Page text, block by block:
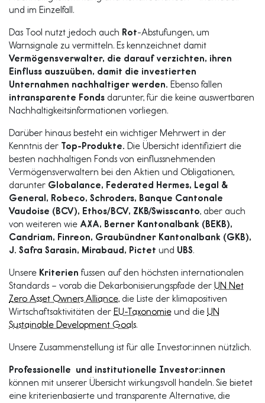
und im Einzelfall.
Das Tool nutzt jedoch auch Rot-Abstufungen, um
Warnsignale zu vermitteln. Es kennzeichnet damit
Vermögensverwalter, die darauf verzichten, ihren
Einfluss auszuüben, damit die investierten
Unternahmen nachhaltiger werden. Ebenso fallen
intransparente Fonds darunter, für die keine auswertbaren
Nachhaltigkeitsinformationen vorliegen.
Darüber hinaus besteht ein wichtiger Mehrwert in der
Kenntnis der Top-Produkte. Die Übersicht identifiziert die
besten nachhaltigen Fonds von einflussnehmenden
Vermögensverwaltern bei den Aktien und Obligationen,
darunter Globalance, Federated Hermes, Legal &
General, Robeco, Schroders, Banque Cantonale
Vaudoise (BCV), Ethos/BCV, ZKB/Swisscanto, aber auch
von weiteren wie AXA, Berner Kantonalbank (BEKB),
Candriam, Finreon, Graubündner Kantonalbank (GKB),
J. Safra Sarasin, Mirabaud, Pictet und UBS.
Unsere Kriterien fussen auf den höchsten internationalen
Standards – vorab die Dekarbonisierungspfade der UN Net
Zero Asset Owners Alliance, die Liste der klimapositiven
Wirtschaftsaktivitäten der EU-Taxonomie und die UN
Sustainable Development Goals.
Unsere Zusammenstellung ist für alle Investor:innen nützlich.
Professionelle und institutionelle Investor:innen
können mit unserer Übersicht wirkungsvoll handeln. Sie bietet
eine kriterienbasierte und transparente Alternative, die